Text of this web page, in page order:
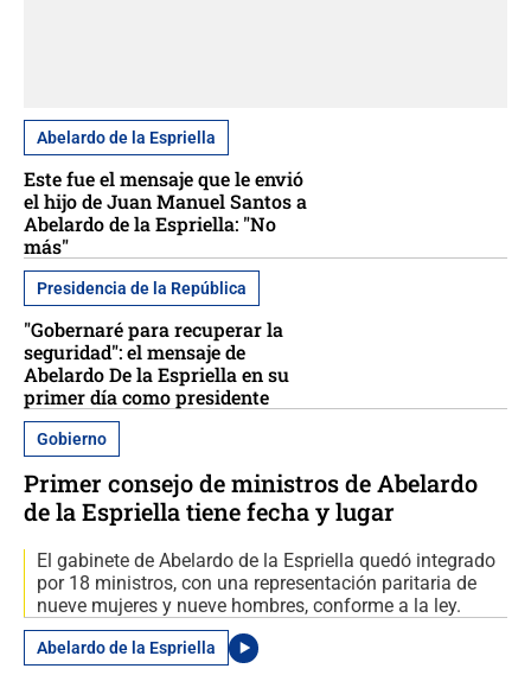
Abelardo de la Espriella
Este fue el mensaje que le envió
el hijo de Juan Manuel Santos a
Abelardo de la Espriella: "No
más"
Presidencia de la República
"Gobernaré para recuperar la
seguridad": el mensaje de
Abelardo De la Espriella en su
primer día como presidente
Gobierno
Primer consejo de ministros de Abelardo
de la Espriella tiene fecha y lugar
El gabinete de Abelardo de la Espriella quedó integrado
por 18 ministros, con una representación paritaria de
nueve mujeres y nueve hombres, conforme a la ley.
Abelardo de la Espriella